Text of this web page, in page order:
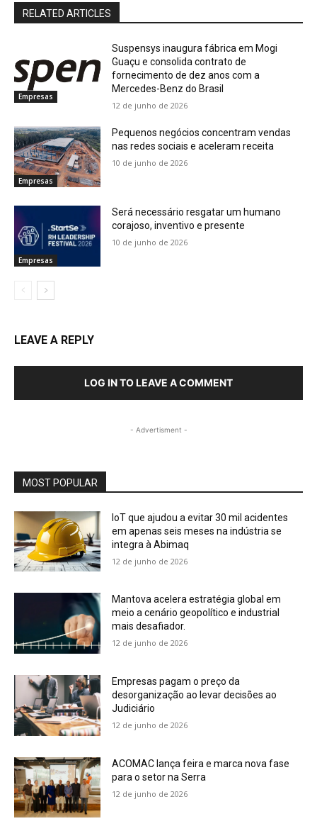
RELATED ARTICLES
Empresas
Suspensys inaugura fábrica em Mogi
Guaçu e consolida contrato de
fornecimento de dez anos com a
Mercedes-Benz do Brasil
12 de junho de 2026
Empresas
Pequenos negócios concentram vendas
nas redes sociais e aceleram receita
10 de junho de 2026
Empresas
Será necessário resgatar um humano
corajoso, inventivo e presente
10 de junho de 2026
LEAVE A REPLY
LOG IN TO LEAVE A COMMENT
- Advertisment -
MOST POPULAR
IoT que ajudou a evitar 30 mil acidentes
em apenas seis meses na indústria se
integra à Abimaq
12 de junho de 2026
Mantova acelera estratégia global em
meio a cenário geopolítico e industrial
mais desafiador.
12 de junho de 2026
Empresas pagam o preço da
desorganização ao levar decisões ao
Judiciário
12 de junho de 2026
ACOMAC lança feira e marca nova fase
para o setor na Serra
12 de junho de 2026